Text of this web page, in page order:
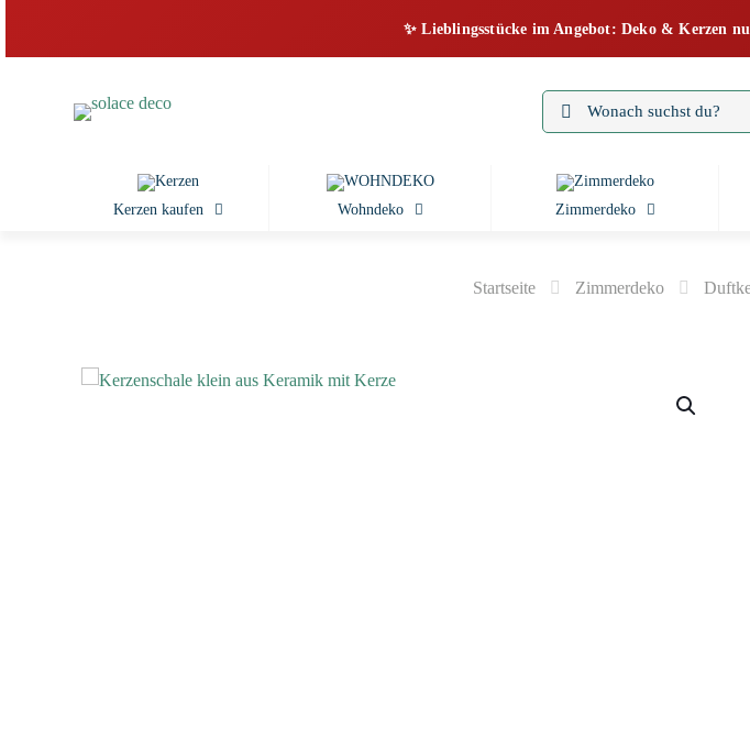
✨ Lieblingsstücke im Angebot: Deko & Kerzen
Kerzen kaufen Wohndeko Zimmerdeko
Startseite Zimmerdeko